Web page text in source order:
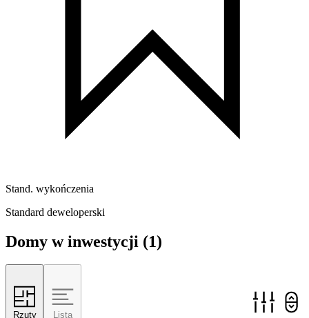
Stand. wykończenia
Standard deweloperski
Domy w inwestycji (1)
Rzuty Lista